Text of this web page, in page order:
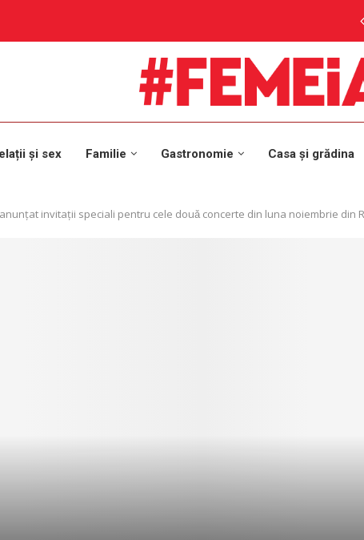
și sex Familie Gastronomie Casa și grădina
invitații speciali pentru cele douǎ concerte din luna noiembrie din